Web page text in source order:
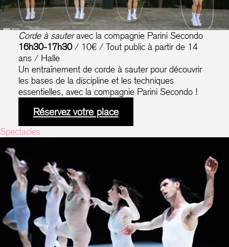
Corde à sauteravec la compagnie Parini Secondo
16h30-17h30/ 10€ / Tout public à partir de 14
ans / Halle
Un entraînement de corde à sauter pour découvrir
les bases de la discipline et les techniques
essentielles, avec la compagnie Parini Secondo !
Réservez votre place
Spectacles